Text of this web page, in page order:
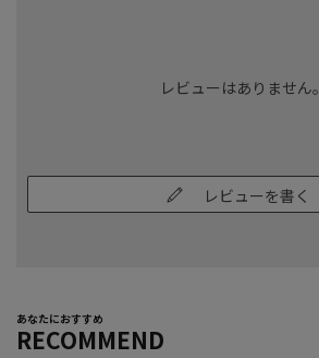
レビューはありません。
レビューを書く
あなたにおすすめ
RECOMMEND